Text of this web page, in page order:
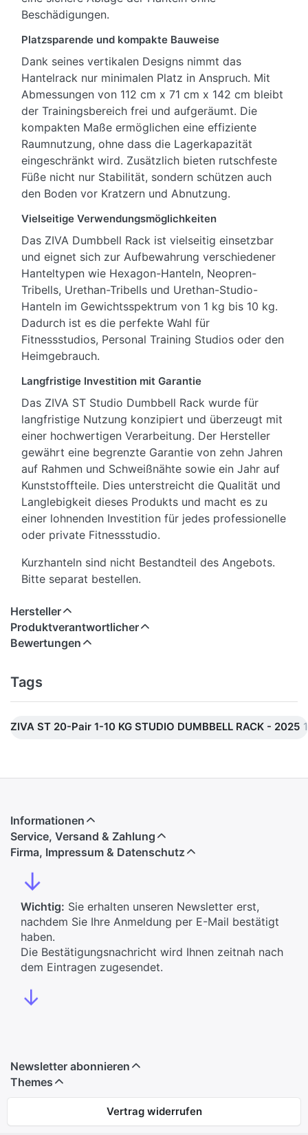
Beschädigungen.
Platzsparende und kompakte Bauweise
Dank seines vertikalen Designs nimmt das
Hantelrack nur minimalen Platz in Anspruch. Mit
Abmessungen von 112 cm x 71 cm x 142 cm bleibt
der Trainingsbereich frei und aufgeräumt. Die
kompakten Maße ermöglichen eine effiziente
Raumnutzung, ohne dass die Lagerkapazität
eingeschränkt wird. Zusätzlich bieten rutschfeste
Füße nicht nur Stabilität, sondern schützen auch
den Boden vor Kratzern und Abnutzung.
Vielseitige Verwendungsmöglichkeiten
Das ZIVA Dumbbell Rack ist vielseitig einsetzbar
und eignet sich zur Aufbewahrung verschiedener
Hanteltypen wie Hexagon-Hanteln, Neopren-
Tribells, Urethan-Tribells und Urethan-Studio-
Hanteln im Gewichtsspektrum von 1 kg bis 10 kg.
Dadurch ist es die perfekte Wahl für
Fitnessstudios, Personal Training Studios oder den
Heimgebrauch.
Langfristige Investition mit Garantie
Das ZIVA ST Studio Dumbbell Rack wurde für
langfristige Nutzung konzipiert und überzeugt mit
einer hochwertigen Verarbeitung. Der Hersteller
gewährt eine begrenzte Garantie von zehn Jahren
auf Rahmen und Schweißnähte sowie ein Jahr auf
Kunststoffteile. Dies unterstreicht die Qualität und
Langlebigkeit dieses Produkts und macht es zu
einer lohnenden Investition für jedes professionelle
oder private Fitnessstudio.
Kurzhanteln sind nicht Bestandteil des Angebots.
Bitte separat bestellen.
Hersteller
Produktverantwortlicher
Bewertungen
Tags
ZIVA ST 20-Pair 1-10 KG STUDIO DUMBBELL RACK - 2025 1
Informationen
Service, Versand & Zahlung
Firma, Impressum & Datenschutz
↓
Wichtig: Sie erhalten unseren Newsletter erst,
nachdem Sie Ihre Anmeldung per E-Mail bestätigt
haben.
Die Bestätigungsnachricht wird Ihnen zeitnah nach
dem Eintragen zugesendet.
↓
Newsletter abonnieren
Themes
Vertrag widerrufen